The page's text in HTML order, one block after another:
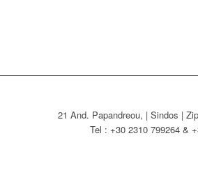
21 And. Papandreou, | Sindos |
Tel : +30 2310 799264 &